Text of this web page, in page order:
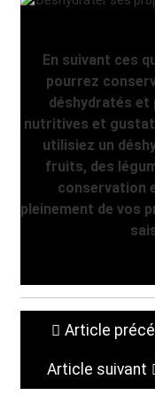
En suivant ces
pourrez
déshydratés et
nutritives et
utilisiez un
fruits, des
conservation
pleinement de vos
Article
Article suivant